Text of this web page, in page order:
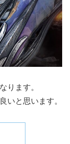
ります。
いと思います。